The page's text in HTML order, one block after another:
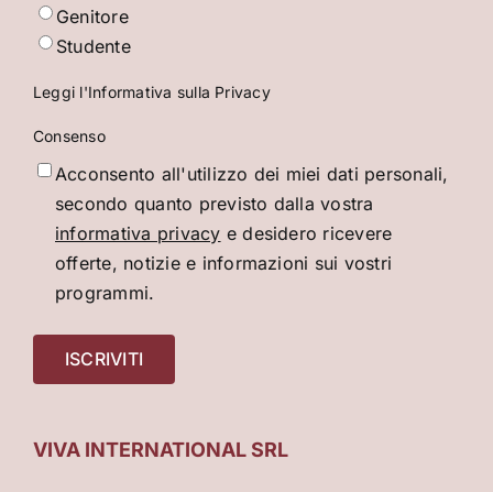
Genitore
Studente
Leggi l'Informativa sulla Privacy
Consenso
Acconsento all'utilizzo dei miei dati personali,
secondo quanto previsto dalla vostra
informativa privacy e desidero ricevere
offerte, notizie e informazioni sui vostri
programmi.
VIVA INTERNATIONAL SRL